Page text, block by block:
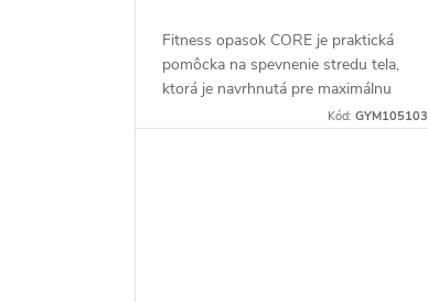
Fitness opasok CORE je praktická
pomôcka na spevnenie stredu tela,
ktorá je navrhnutá pre maximálnu
podporu pri silovom tréningu a
Kód:GYM105103